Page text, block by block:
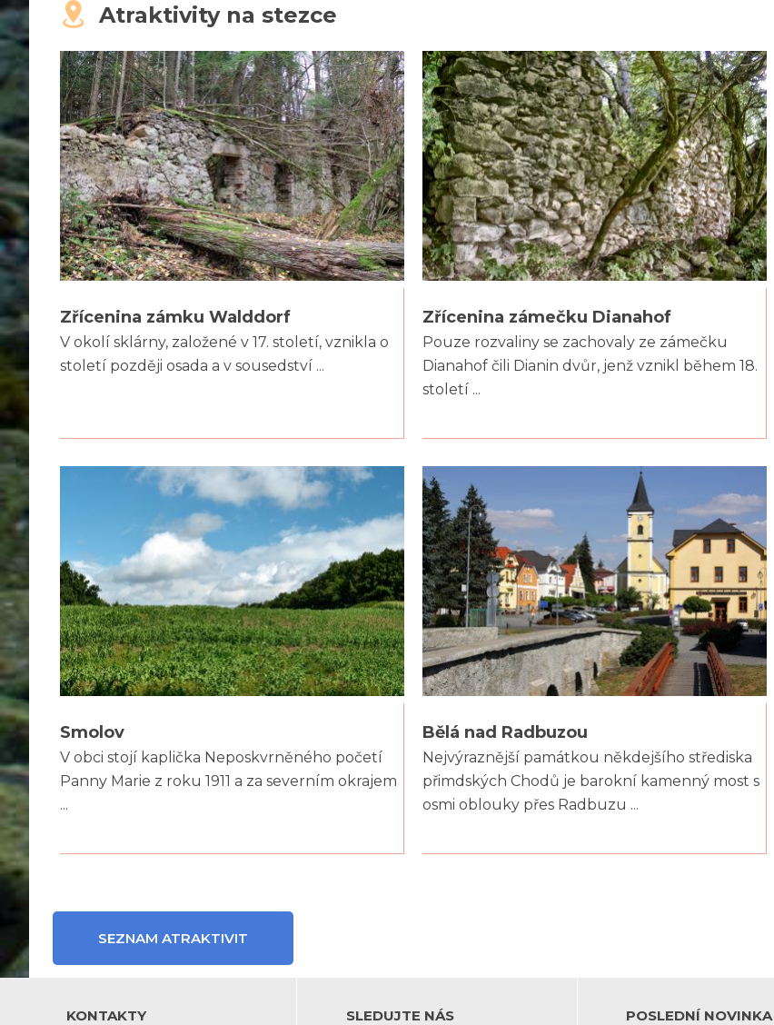
Atraktivity na stezce
Zřícenina zámku Walddorf
V okolí sklárny, založené v 17. století, vznikla o
století později osada a v sousedství ...
Zřícenina zámečku Dianahof
Pouze rozvaliny se zachovaly ze zámečku
Dianahof čili Dianin dvůr, jenž vznikl během 18.
století ...
Smolov
V obci stojí kaplička Neposkvrněného početí
Panny Marie z roku 1911 a za severním okrajem
...
Bělá nad Radbuzou
Nejvýraznější památkou někdejšího střediska
přimdských Chodů je barokní kamenný most s
osmi oblouky přes Radbuzu ...
SEZNAM ATRAKTIVIT
KONTAKTY SLEDUJTE NÁS POSLEDNÍ NOVINKA